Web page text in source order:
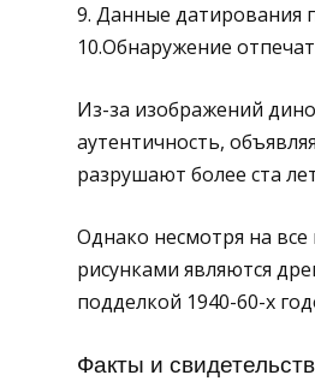
9. Данные датирования
10.Обнаружение
Из-за изображений
аутентичность,
разрушают более ста
Однако несмотря на
рисунками являются
подделкой 1940-60-х
Факты и